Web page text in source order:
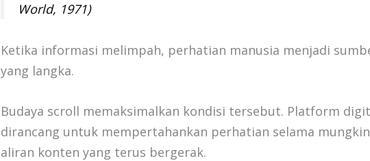
World, 1971)
Ketika informasi melimpah, perhatian manusia menjadi
yang langka.
Budaya scroll memaksimalkan kondisi tersebut. Platform
dirancang untuk mempertahankan perhatian selama
aliran konten yang terus bergerak.